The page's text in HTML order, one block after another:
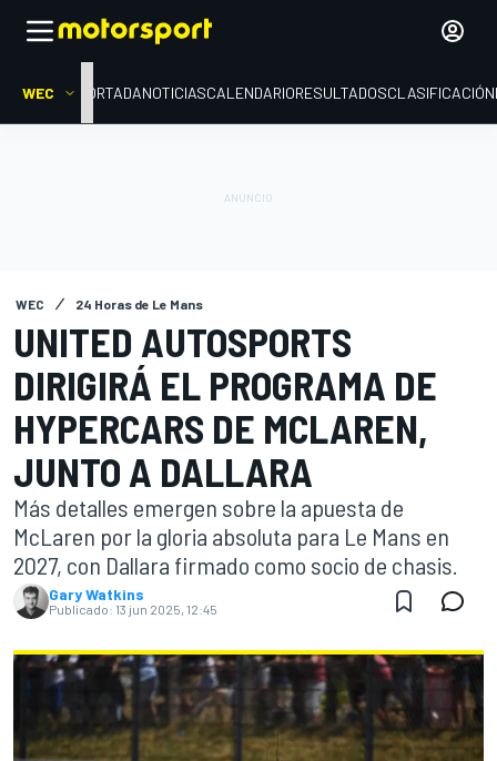
WEC PORTADANOTICIASCALENDARIORESULTADOSCLASIFICACIÓN
WEC 24 Horas de Le Mans
UNITED AUTOSPORTS
DIRIGIRÁ EL PROGRAMA DE
HYPERCARS DE MCLAREN,
JUNTO A DALLARA
Más detalles emergen sobre la apuesta de
McLaren por la gloria absoluta para Le Mans en
2027, con Dallara firmado como socio de chasis.
Gary Watkins
Publicado: 13 jun 2025, 12:45